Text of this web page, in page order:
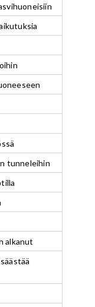
tunneleihin
alkanut